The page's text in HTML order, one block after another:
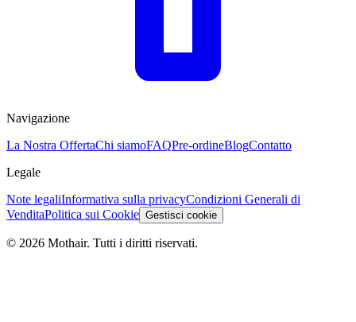
Navigazione
La Nostra OffertaChi siamoFAQPre-ordineBlogContatto
Legale
Note legaliInformativa sulla privacyCondizioni Generali di
VenditaPolitica sui Cookie Gestisci cookie
© 2026 Mothair. Tutti i diritti riservati.